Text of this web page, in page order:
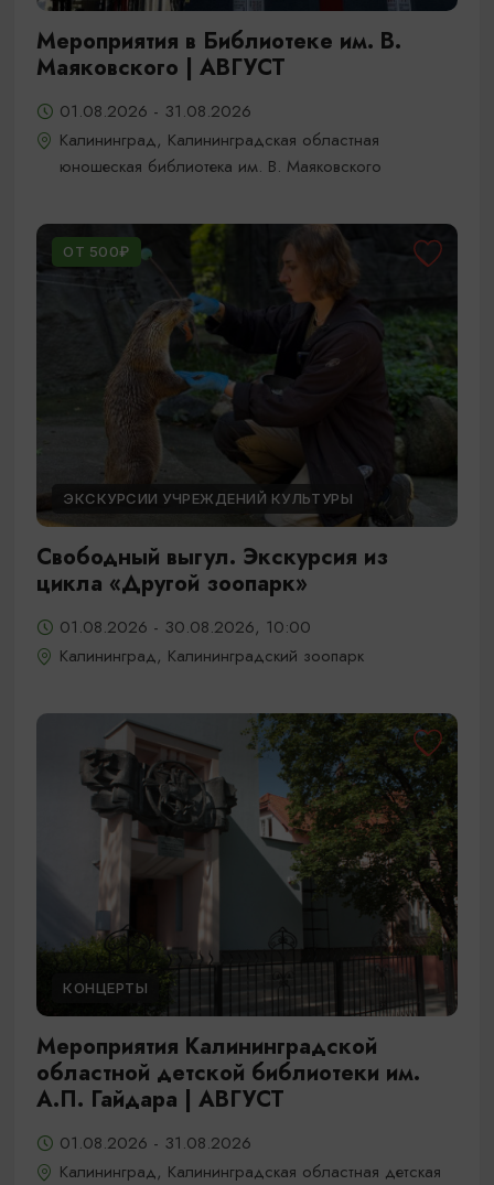
Мероприятия в Библиотеке им. В.
Маяковского | АВГУСТ
01.08.2026 - 31.08.2026
Калининград, Калининградская областная
юношеская библиотека им. В. Маяковского
ОТ 500₽
ЭКСКУРСИИ УЧРЕЖДЕНИЙ КУЛЬТУРЫ
Свободный выгул. Экскурсия из
цикла «Другой зоопарк»
01.08.2026 - 30.08.2026, 10:00
Калининград, Калининградский зоопарк
КОНЦЕРТЫ
Мероприятия Калининградской
областной детской библиотеки им.
А.П. Гайдара | АВГУСТ
01.08.2026 - 31.08.2026
Калининград, Калининградская областная детская